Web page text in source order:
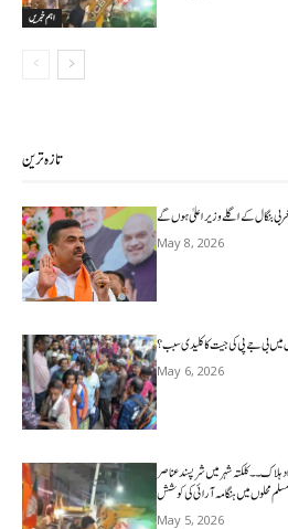
اہم خبریں
تازہ ترین
بنگال کے اگلے وزیر اعلیٰ ہوں گے
May 8, 2026
میں بی جے پی کی جیت کا کلیدی سبب؟
May 6, 2026
میں انتخابی تشدد کے واقعات۔4افراد ہلاک۔۔کلکتہ شہر میں شرپسندعناصر
مسلم محلوں میں ہنگامہ آرائی کی کوشش
May 5, 2026